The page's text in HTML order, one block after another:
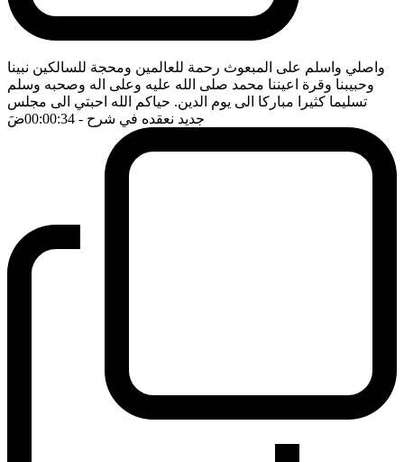
واصلي واسلم على المبعوث رحمة للعالمين ومحجة للسالكين نبينا
وحبيبنا وقرة اعيننا محمد صلى الله عليه وعلى اله وصحبه وسلم
تسليما كثيرا مباركا الى يوم الدين. حياكم الله احبتي الى مجلس
جديد نعقده في شرح - 00:00:34 ضَ